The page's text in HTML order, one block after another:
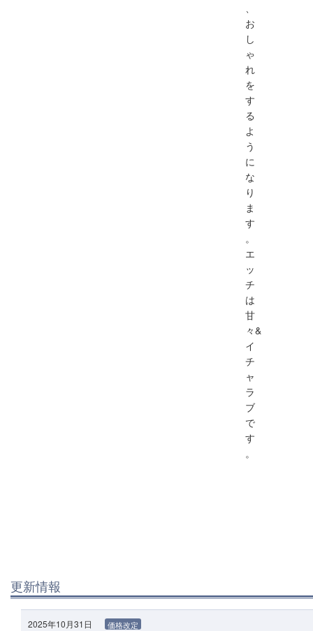
お
し
ゃ
れ
を
す
る
よ
う
に
な
り
ま
す
。
エ
ッ
チ
は
甘
々&
イ
チ
ャ
ラ
ブ
で
す
。
更新情報
2025年10月31日 価格改定